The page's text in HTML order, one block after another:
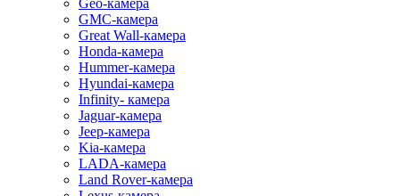
Geo-камера
GMC-камера
Great Wall-камера
Honda-камера
Hummer-камера
Hyundai-камера
Infinity- камера
Jaguar-камера
Jeep-камера
Kia-камера
LADA-камера
Land Rover-камера